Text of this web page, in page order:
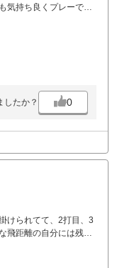
気持ち良くプレーでき
したか？ 0
けられてて、2打目、3
飛距離の自分には残り